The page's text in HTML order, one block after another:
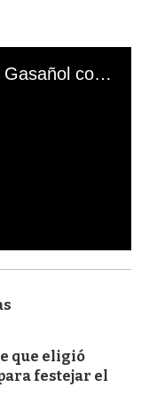
El mal momento de Yanina Gasañol con un hincha argentino en "Subrayado"
que eligió
festejar el